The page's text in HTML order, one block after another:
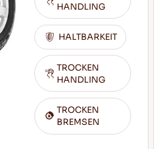
HANDLING
HALTBARKEIT
TROCKEN
HANDLING
TROCKEN
BREMSEN